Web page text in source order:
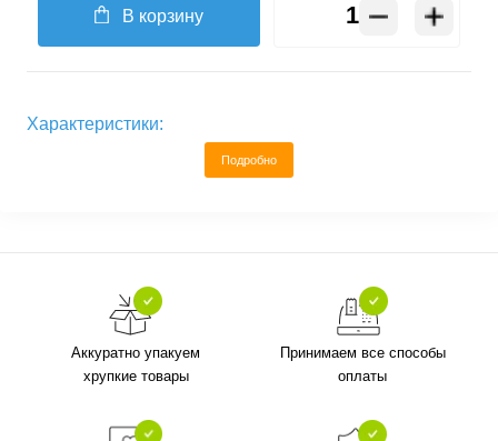
В корзину
Характеристики:
Подробно
Аккуратно упакуем
хрупкие товары
Принимаем все способы
оплаты